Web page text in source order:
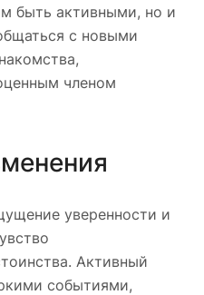
быть активными, но и
с новыми
членом
уверенности и
Активный
событиями,